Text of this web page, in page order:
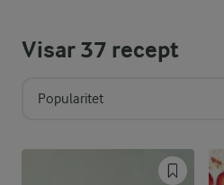
Visar37 recept
Popularitet